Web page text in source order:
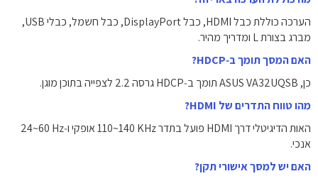
הערכה כוללת כבל HDMI, כבל DisplayPort, כבל חשמל, כבלי USB,
מברג בצורת L ומדריך מהיר.
האם המסך תומך ב‑HDCP?
כן, ASUS VA32UQSB תומך ב‑HDCP גרסה ‎2.2‎ לצפייה בתוכן מוגן.
מהו טווח התדרים של HDMI?
האות הדיגיטלי דרך HDMI פועל בתדר ‎110~140 KHz‎ אופקי ו‑‎24~60 Hz‎
אנכי.
האם יש למסך אישורי תקן?